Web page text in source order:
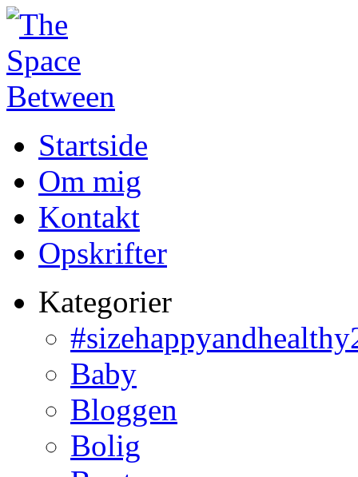
Startside
Om mig
Kontakt
Opskrifter
Kategorier
Baby
Bloggen
Bolig